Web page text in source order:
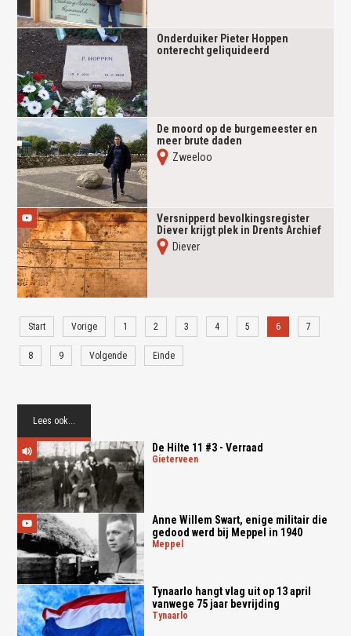
Onderduiker Pieter Hoppen
onterecht geliquideerd
De moord op de burgemeester en
meer brute daden
Zweeloo
Versnipperd bevolkingsregister
Diever krijgt plek in Drents Archief
Diever
Start Vorige 1 2 3 4 5 6 7
8 9 Volgende Einde
Lees ook...
De Hilte 11 #3 - Verraad
gieterveen
Anne Willem Swart, enige militair die
gedood werd bij Meppel in 1940
meppel
Tynaarlo hangt vlag uit op 13 april
vanwege 75 jaar bevrijding
tynaarlo